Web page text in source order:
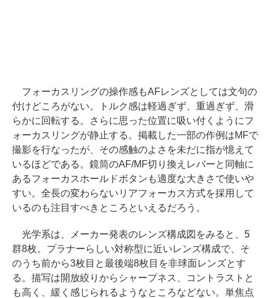
フォーカスリングの操作感もAFレンズとしては文句の
付けどころがない。トルク感は軽過ぎず、重過ぎず、滑
らかに回転する。さらに思った位置に吸い付くようにフ
ォーカスリングが静止する。掲載した一部の作例はMFで
撮影を行なったが、その感触のよさを未だに指が憶えて
いるほどである。鏡筒のAF/MF切り換えレバーと同軸に
あるフォーカスホールドボタンも適度な大きさで使いや
すい。全長の変わらないリアフォーカス方式を採用して
いるのも注目すべきところといえるだろう。
光学系は、メーカー発表のレンズ構成図をみると、5
群8枚。プラナーらしい対称型に近いレンズ構成で、そ
のうち前から3枚目と最後端8枚目を非球面レンズとす
る。描写は開放絞りからシャープネス、コントラストと
も高く、緩く感じられるようなところなどない。単焦点